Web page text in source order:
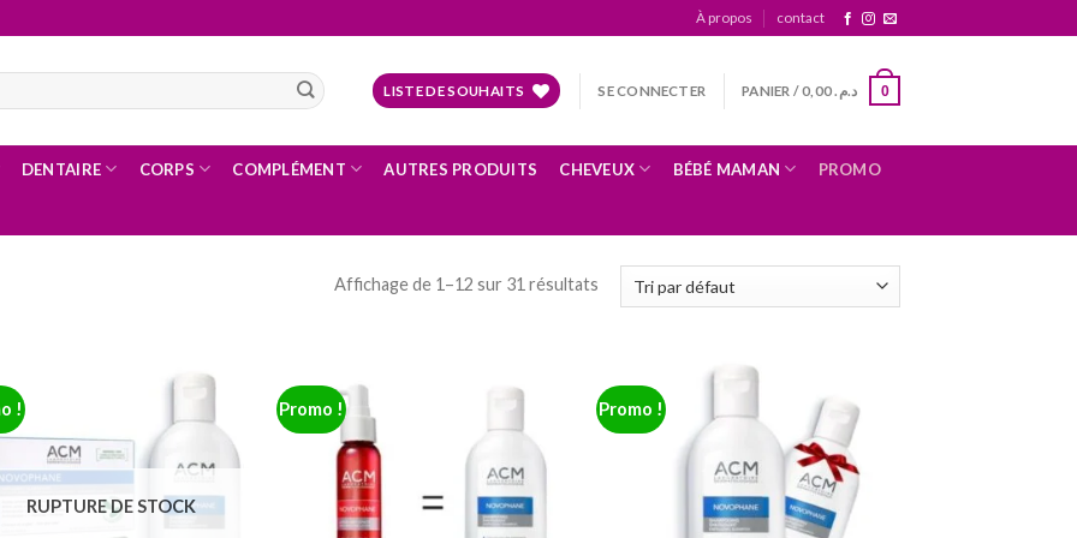
À propos contact
LISTE DE SOUHAITS SE CONNECTER PANIER / د.م. 0
DENTAIRE CORPS COMPLÉMENT AUTRES PRODUITS CHEVEUX BÉBÉ MAMAN PROMO
Affichage de 1–12 sur 31 résultats
!
Ajouter
à la
d’envies
RUPTURE DE STOCK
Promo !
Ajouter
à la
d’envies
Promo !
Ajouter
à la
d’envies